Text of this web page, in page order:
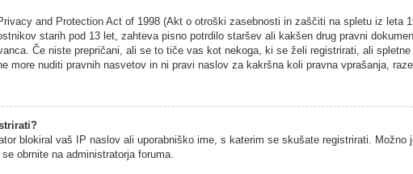
and Protection Act of 1998 (Akt o otroški zasebnosti in zaščiti na spletu iz leta
starih pod 13 let, zahteva pisno potrdilo staršev ali kakšen drug pravni
Če niste prepričani, ali se to tiče vas kot nekoga, ki se želi registrirati, ali
more nuditi pravnih nasvetov in ni pravi naslov za kakršna koli pravna vprašanja,
blokiral vaš IP naslov ali uporabniško ime, s katerim se skušate registrirati.
obrnite na administratorja foruma.